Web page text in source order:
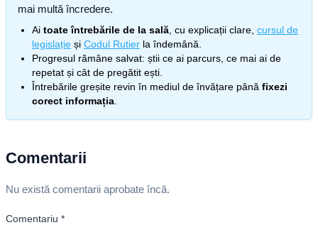
mai multă încredere.
Ai toate întrebările de la sală , cu explicații clare, cursul de
legislație și Codul Rutier la îndemână.
Progresul rămâne salvat: știi ce ai parcurs, ce mai ai de
repetat și cât de pregătit ești.
Întrebările greșite revin în mediul de învățare până fixezi
corect informația
Comentarii
Nu există comentarii aprobate încă.
Comentariu *